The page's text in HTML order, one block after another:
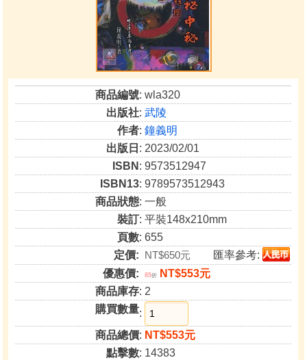
商品編號: wla320
出版社:武陵
作者:鐘義明
出版日 : 2023/02/01
ISBN : 9573512947
ISBN13: 9789573512943
商品狀態: 一般
裝訂: 平裝148x210mm
頁數: 655
定價: NT$650元
匯率參考:
優惠價:
85折
NT$553元
商品庫存: 2
購買數量:
商品總價: NT$553元
點擊數: 14383